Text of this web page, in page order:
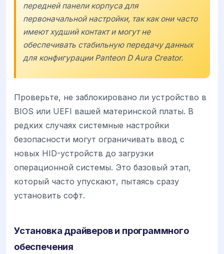
передней панели корпуса для
первоначальной настройки, так как они часто
имеют худший контакт и могут не
обеспечивать стабильную передачу данных
для конфигурации Panteon D Aura Creator.
Проверьте, не заблокировано ли устройство в
BIOS или UEFI вашей материнской платы. В
редких случаях системные настройки
безопасности могут ограничивать ввод с
новых HID-устройств до загрузки
операционной системы. Это базовый этап,
который часто упускают, пытаясь сразу
установить софт.
Установка драйверов и программного
обеспечения